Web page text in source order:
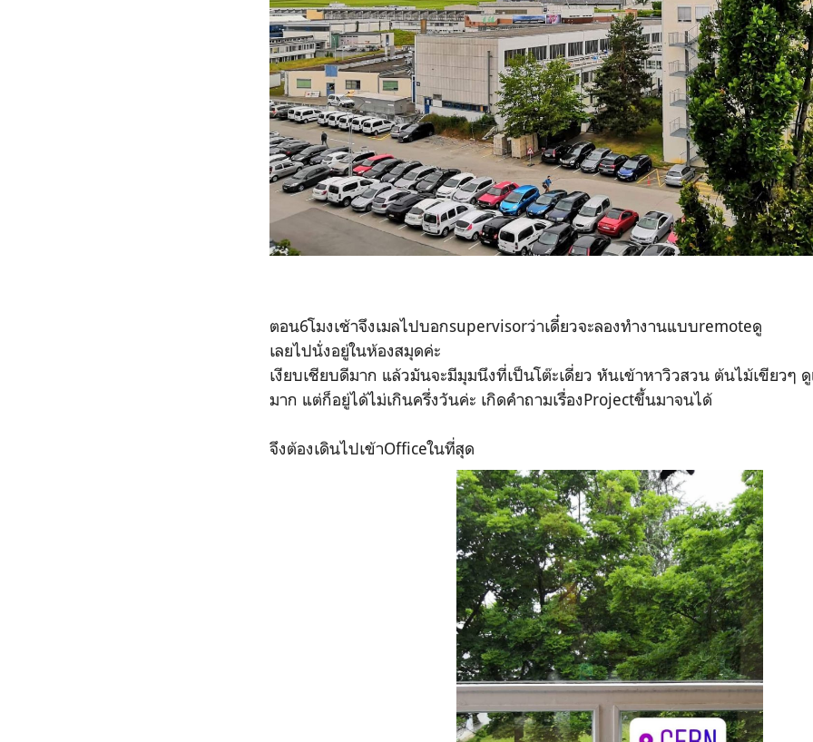
ตอน6โมงเช้าจึงเมลไปบอกsupervisorว่าเดี๋ยวจะลองทำงานแบบremoteดู
เลยไปนั่งอยู่ในห้องสมุดค่ะ
เงียบเชียบดีมาก แล้วมันจะมีมุมนึงที่เป็นโต๊ะเดี่ยว หันเข้าหาวิวสวน ต้นไม้เขียวๆ
มาก แต่ก็อยู่ได้ไม่เกินครึ่งวันค่ะ เกิดคำถามเรื่องProjectขึ้นมาจนได้
จึงต้องเดินไปเข้าOfficeในที่สุด